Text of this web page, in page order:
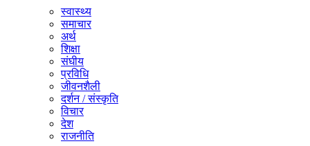
स्वास्थ्य
समाचार
अर्थ
शिक्षा
संघीय
प्रविधि
जीवनशैली
दर्शन / संस्कृति
विचार
देश
राजनीति